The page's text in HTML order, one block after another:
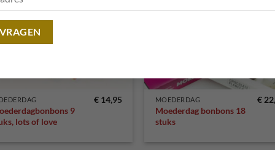
9
lots of love
€14,95 MOEDERDAG
Moederdag bonbons 18
stuks
€